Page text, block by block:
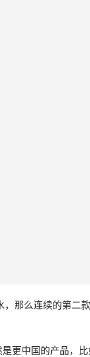
那么连续的第二
更中国的产品，